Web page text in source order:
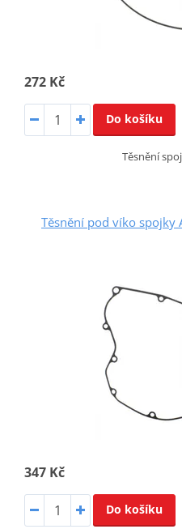
272 Kč
Do košíku
Těsnění
Těsnění pod víko spojky
347 Kč
Do košíku